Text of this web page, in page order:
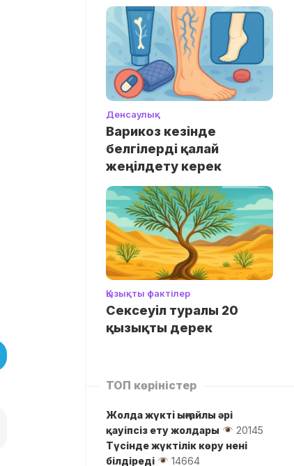
Денсаулық
Варикоз кезінде
белгілерді қалай
жеңілдету керек
Қызықты фактілер
Сексеуіл туралы 20
қызықты дерек
ТОП көріністер
Жолда жүктi ыңғайлы әрі
қауіпсіз ету жолдары
20145
Түсінде жүктілік көру нені
білдіреді
14664